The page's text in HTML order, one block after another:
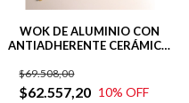
WOK DE ALUMINIO CON
ANTIADHERENTE CERÁMICO
$62.557,20
$69.508,00
10% OFF